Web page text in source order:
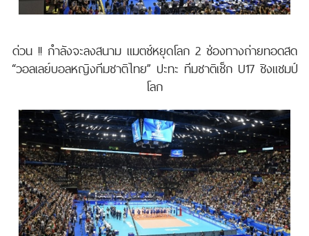
ด่วน !! กำลังจะลงสนาม แมตช์หยุดโลก 2 ช่องทางถ่ายทอดสด
“วอลเลย์บอลหญิงทีมชาติไทย” ปะทะ ทีมชาติเช็ก U17 ชิงแชมป์
โลก